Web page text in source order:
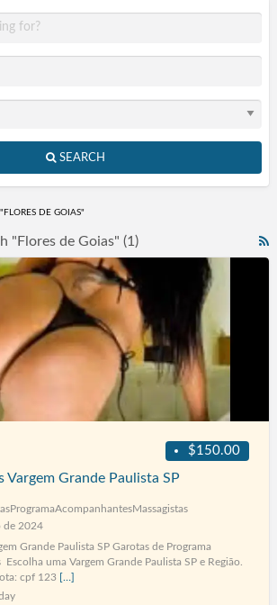
SEARCH
DE GOIAS"
"Flores de Goias" (1)
$150.00
Vargem Grande Paulista SP
de 2024
Grande Paulista SP Garotas de Programa
Escolha uma Vargem Grande Paulista SP e Região.
cpf 123 […]